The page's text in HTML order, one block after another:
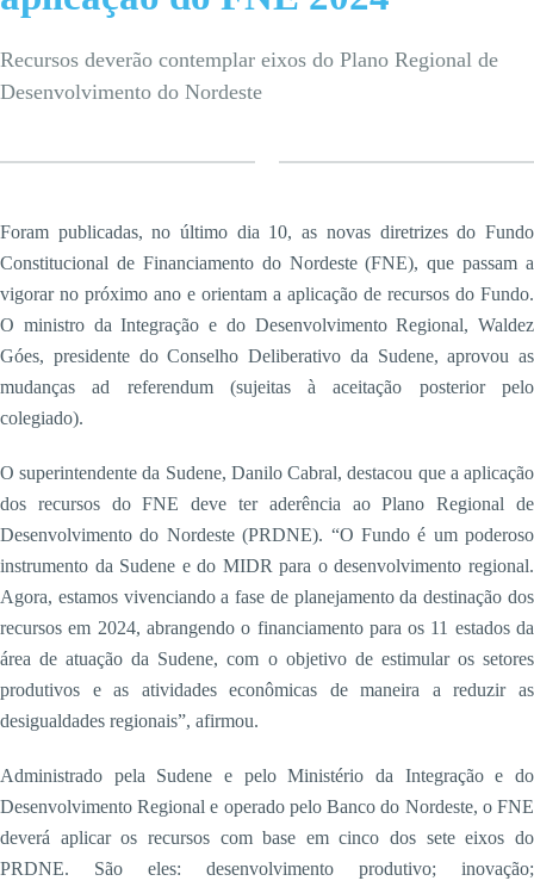
Recursos deverão contemplar eixos do Plano Regional de
Desenvolvimento do Nordeste
Foram publicadas, no último dia 10, as novas diretrizes do Fundo
Constitucional de Financiamento do Nordeste (FNE), que passam a
vigorar no próximo ano e orientam a aplicação de recursos do Fundo.
O ministro da Integração e do Desenvolvimento Regional, Waldez
Góes, presidente do Conselho Deliberativo da Sudene, aprovou as
mudanças ad referendum (sujeitas à aceitação posterior pelo
colegiado).
O superintendente da Sudene, Danilo Cabral, destacou que a aplicação
dos recursos do FNE deve ter aderência ao Plano Regional de
Desenvolvimento do Nordeste (PRDNE). “O Fundo é um poderoso
instrumento da Sudene e do MIDR para o desenvolvimento regional.
Agora, estamos vivenciando a fase de planejamento da destinação dos
recursos em 2024, abrangendo o financiamento para os 11 estados da
área de atuação da Sudene, com o objetivo de estimular os setores
produtivos e as atividades econômicas de maneira a reduzir as
desigualdades regionais”, afirmou.
Administrado pela Sudene e pelo Ministério da Integração e do
Desenvolvimento Regional e operado pelo Banco do Nordeste, o FNE
deverá aplicar os recursos com base em cinco dos sete eixos do
PRDNE. São eles: desenvolvimento produtivo; inovação;